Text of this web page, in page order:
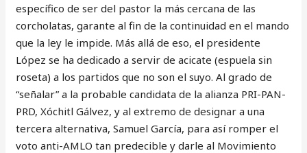
específico de ser del pastor la más cercana de las
corcholatas, garante al fin de la continuidad en el mando
que la ley le impide. Más allá de eso, el presidente
López se ha dedicado a servir de acicate (espuela sin
roseta) a los partidos que no son el suyo. Al grado de
“señalar” a la probable candidata de la alianza PRI-PAN-
PRD, Xóchitl Gálvez, y al extremo de designar a una
tercera alternativa, Samuel García, para así romper el
voto anti-AMLO tan predecible y darle al Movimiento